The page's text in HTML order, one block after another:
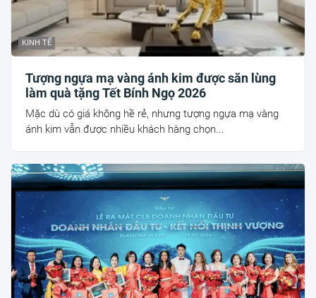
KINH TẾ
Tượng ngựa mạ vàng ánh kim được săn lùng
làm quà tặng Tết Bính Ngọ 2026
Mặc dù có giá không hề rẻ, nhưng tượng ngựa mạ vàng
ánh kim vẫn được nhiều khách hàng chọn...